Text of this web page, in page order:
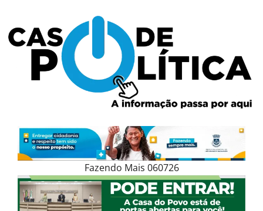
content
Fazendo Mais 060726